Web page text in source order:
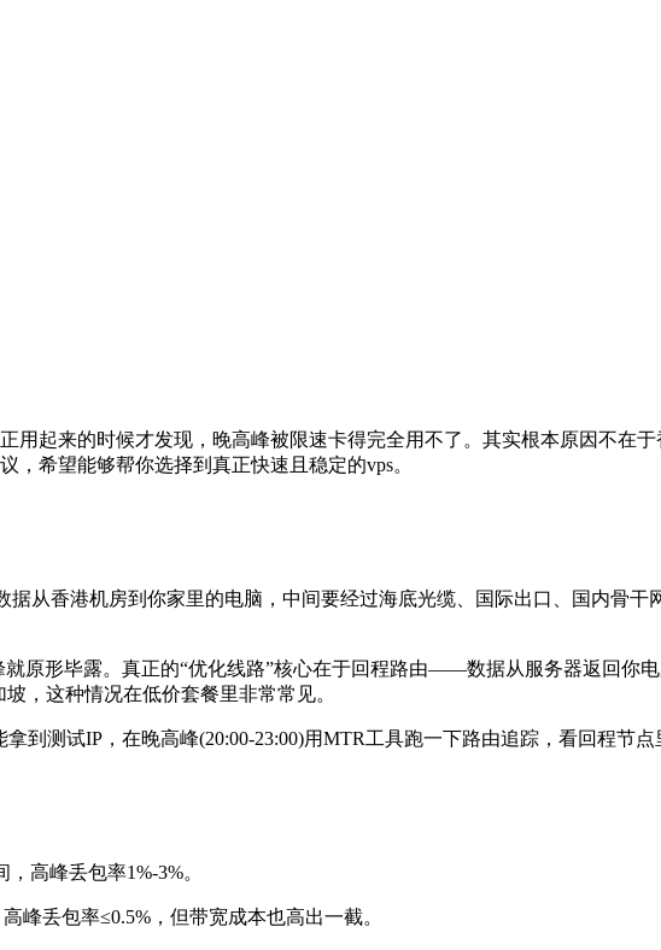
起来的时候才发现，晚高峰被限速卡得完全用不了。其实根本原因不在于
希望能够帮你选择到真正快速且稳定的vps。
从香港机房到你家里的电脑，中间要经过海底光缆、国际出口、国内骨
形毕露。真正的“优化线路”核心在于回程路由——数据从服务器返回你
，这种情况在低价套餐里非常常见。
测试IP，在晚高峰(20:00-23:00)用MTR工具跑一下路由追踪，看回程节点
高峰丢包率1%-3%。
峰丢包率≤0.5%，但带宽成本也高出一截。